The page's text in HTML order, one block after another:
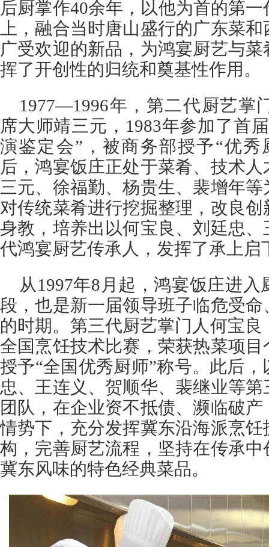
后厨掌作40余年，以他为首的第
上，融合当时唐山盛行的广东菜
广受欢迎的新品，为鸿宴厨艺与
挥了开创性的归统和奠基性作用。
1977—1996年，第二代厨艺
席大师靖三元，1983年参加了首
演鉴定会”，被商务部授予“优
后，鸿宴饭庄正处于菜肴、技术
三元、徐福勤、杨贵生、裴增年
对传统菜肴进行挖掘整理，改良
身教，培养出以何宝良、刘廷忠
代鸿宴厨艺传承人，发挥了承上启
从1997年8月起，鸿宴饭庄进
段，也是新一届领导班子临危受
的时期。第三代厨艺掌门人何宝良
全国烹饪技术比赛，荣获热菜项
授予“全国优秀厨师”称号。此后
忠、王连义、贺顺华、裴继业等
团队，在企业资不抵债、濒临破
情势下，充分发挥冀东沿海派烹
构，完善厨艺流程，坚持在传承
冀东风味的特色经典菜品。